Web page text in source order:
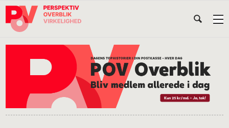
Gå
direkte
Skip
indhold
Gå
direkte